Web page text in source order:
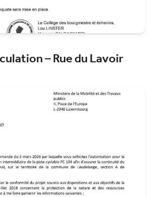
– Rue du Lavoir